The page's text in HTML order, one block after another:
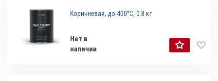
Коричневая, до 400°С, 0.8 кг
Нет в
наличии